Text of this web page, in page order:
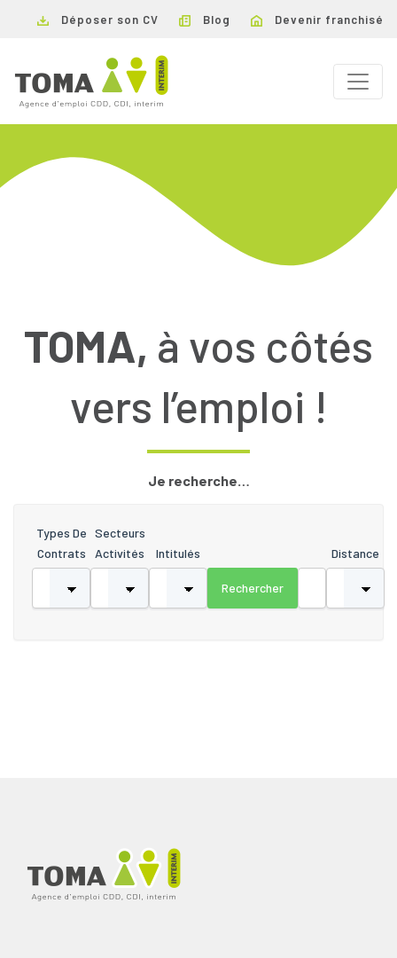
Déposer son CV Blog Devenir franchisé
TOMA, à vos côtés
vers l’emploi !
Je recherche…
Distance
Types De
Contrats
Secteurs
Activités
Intitulés